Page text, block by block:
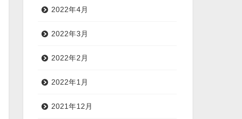
2022年4月
2022年3月
2022年2月
2022年1月
2021年12月